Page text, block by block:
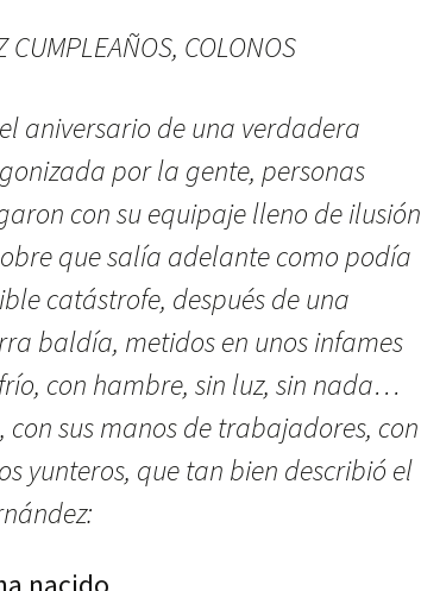
CUMPLEAÑOS, COLONOS
aniversario de una verdadera
por la gente, personas
con su equipaje lleno de ilusión
que salía adelante como podía
catástrofe, después de una
baldía, metidos en unos infames
con hambre, sin luz, sin nada…
con sus manos de trabajadores, con
yunteros, que tan bien describió el